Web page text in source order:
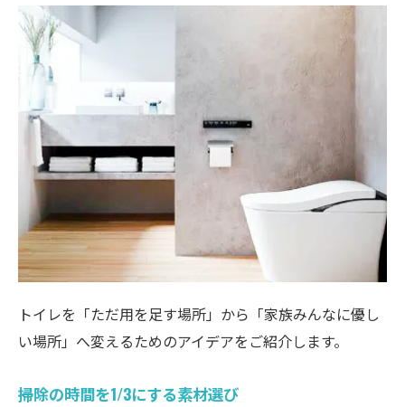
トイレを「ただ用を足す場所」から「家族みんなに優し
い場所」へ変えるためのアイデアをご紹介します。
掃除の時間を1/3にする素材選び